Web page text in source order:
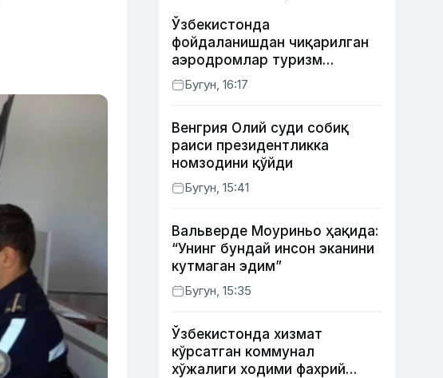
Ўзбекистонда
фойдаланишдан чиқарилган
аэродромлар туризм
мақсадида ижарага
берилиши мумкин
Бугун, 16:17
Венгрия Олий суди собиқ
раиси президентликка
номзодини қўйди
Бугун, 15:41
Вальверде Моуриньо ҳақида:
“Унинг бундай инсон эканини
кутмаган эдим”
Бугун, 15:35
Ўзбекистонда хизмат
кўрсатган коммунал
хўжалиги ходими фахрий